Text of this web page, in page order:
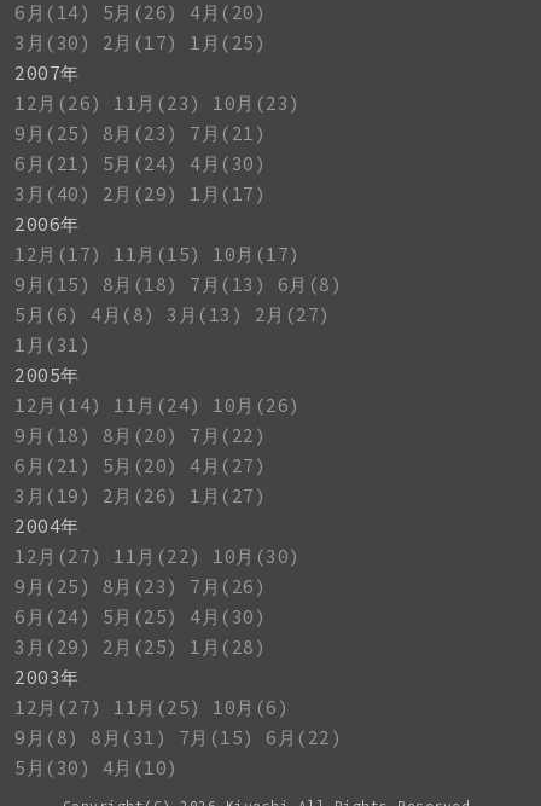
6月(14)
5月(26)
4月(20)
3月(30)
2月(17)
1月(25)
2007年
12月(26)
11月(23)
10月(23)
9月(25)
8月(23)
7月(21)
6月(21)
5月(24)
4月(30)
3月(40)
2月(29)
1月(17)
2006年
12月(17)
11月(15)
10月(17)
9月(15)
8月(18) 7月(13)
6月(8)
5月(6)
4月(8) 3月(13)
2月(27)
1月(31)
2005年
12月(14)
11月(24)
10月(26)
9月(18)
8月(20)
7月(22)
6月(21)
5月(20)
4月(27)
3月(19)
2月(26)
1月(27)
2004年
12月(27)
11月(22)
10月(30)
9月(25)
8月(23)
7月(26)
6月(24)
5月(25)
4月(30)
3月(29)
2月(25)
1月(28)
2003年
12月(27)
11月(25)
10月(6)
9月(8)
8月(31) 7月(15)
6月(22)
5月(30)
4月(10)